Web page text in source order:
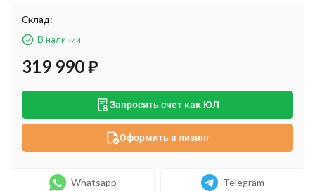
Склад:
В наличии
319 990₽
Запросить счет как ЮЛ
Оформить в лизинг
Whatsapp Telegram